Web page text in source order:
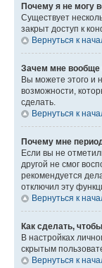
Почему я не могу
Существует
закрыт доступ к
Вернуться к
Зачем мне вообще
Вы можете этого и
возможности,
сделать.
Вернуться к
Почему мне
Если вы не
другой не смог
рекомендуется
отключил эту
Вернуться к
Как сделать,
В настройках
скрытым
Вернуться к